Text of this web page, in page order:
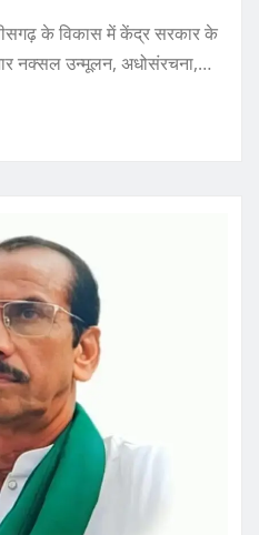
के विकास में केंद्र सरकार के
नक्सल उन्मूलन, अधोसंरचना,…